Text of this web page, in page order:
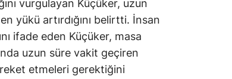
vurgulayan Küçüker, uzun
yükü artırdığını belirtti. İnsan
ifade eden Küçüker, masa
uzun süre vakit geçiren
etmeleri gerektiğini